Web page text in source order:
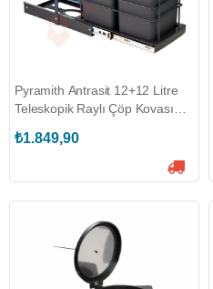
Pyramith Antrasit 12+12 Litre
Teleskopik Raylı Çöp Kovası
₺1.849,90